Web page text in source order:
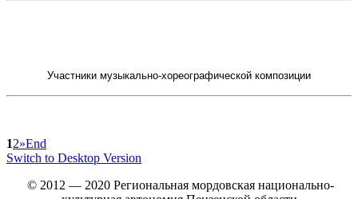
Участники музыкально-хореографической композиции
12»End
Switch to Desktop Version
© 2012 — 2020 Региональная мордовская национально-